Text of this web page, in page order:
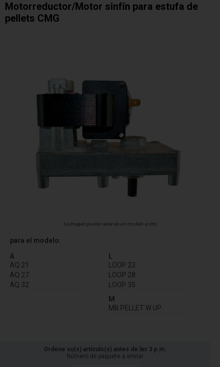
Motorreductor/Motor sinfín para estufa de
pellets CMG
La imagen puede variar de un modelo a otro
para el modelo:
A
AQ 21
AQ 27
AQ 32
L
LOOP 23
LOOP 28
LOOP 35
M
MB PELLET W UP
Ordene su(s) artículo(s) antes de las 3 p.m.
Número de paquete a enviar